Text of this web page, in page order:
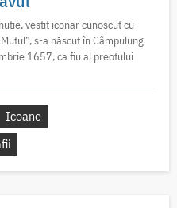
vestit iconar cunoscut cu
s-a născut în Câmpulung
1657, ca fiu al preotului
Icoane